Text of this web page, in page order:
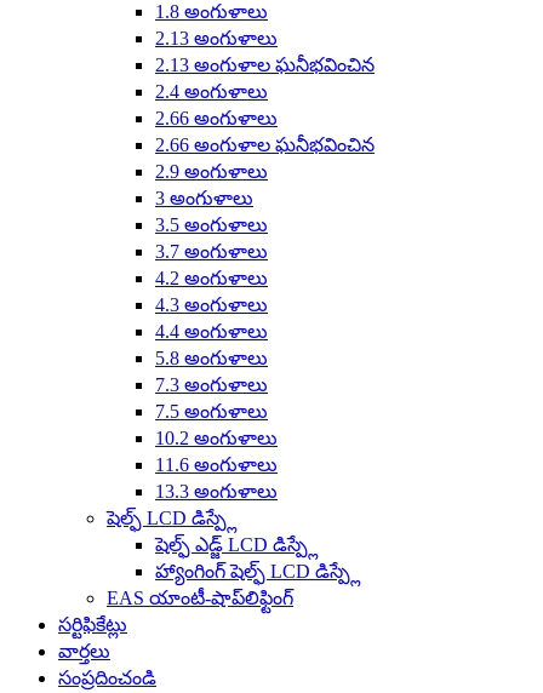
1.8 అంగుళాలు
2.13 అంగుళాలు
2.13 అంగుళాల ఘనీభవించిన
2.4 అంగుళాలు
2.66 అంగుళాలు
2.66 అంగుళాల ఘనీభవించిన
2.9 అంగుళాలు
3 అంగుళాలు
3.5 అంగుళాలు
3.7 అంగుళాలు
4.2 అంగుళాలు
4.3 అంగుళాలు
4.4 అంగుళాలు
5.8 అంగుళాలు
7.3 అంగుళాలు
7.5 అంగుళాలు
10.2 అంగుళాలు
11.6 అంగుళాలు
13.3 అంగుళాలు
షెల్ఫ్ LCD డిస్ప్లే
షెల్ఫ్ ఎడ్జ్ LCD డిస్ప్లే
హ్యాంగింగ్ షెల్ఫ్ LCD డిస్ప్లే
EAS యాంటీ-షాప్‌లిఫ్టింగ్
సర్టిఫికేట్లు
వార్తలు
సంప్రదించండి